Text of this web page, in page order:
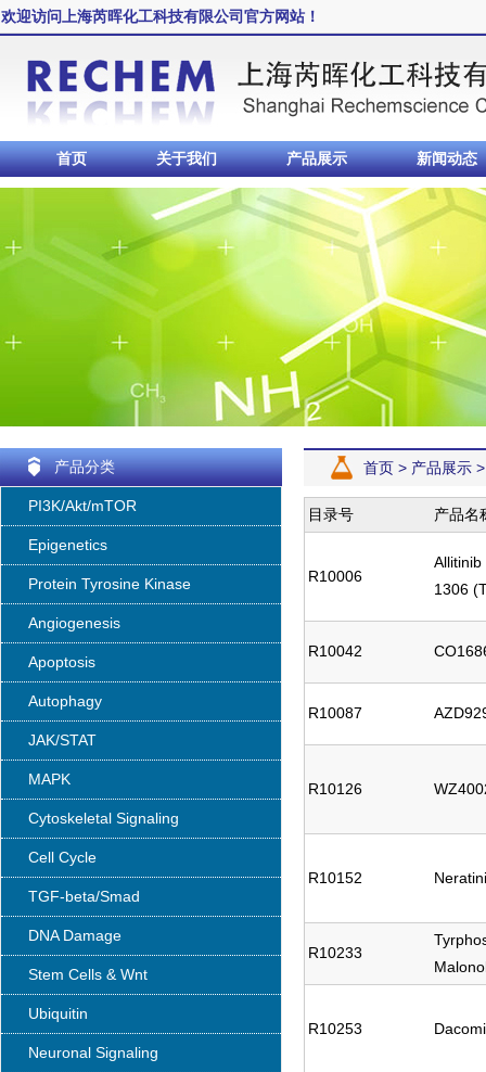
欢迎访问上海芮晖化工科技有限公司官方网站！
首页 关于我们 产品展示 新闻动态
产品分类
PI3K/Akt/mTOR
Epigenetics
Protein Tyrosine Kinase
Angiogenesis
Apoptosis
Autophagy
JAK/STAT
MAPK
Cytoskeletal Signaling
Cell Cycle
TGF-beta/Smad
DNA Damage
Stem Cells & Wnt
Ubiquitin
Neuronal Signaling
首页 > 产品展示
目录号 产品名
R10006
Allitinib
1306
R10042
R10087
R10126
R10152
R10233
R10253